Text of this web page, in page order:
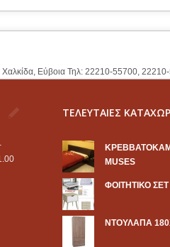
Εύβοια Τηλ: 22210-55700,
ΤΕΛΕΥΤΑΙΕΣ
MUSES
ΦΟΙΤΗΤΙΚΟ ΣΕΤ
ΝΤΟΥΛΑΠΑ